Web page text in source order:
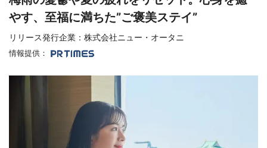
やす、至福に満ちた”ご褒美ステイ”
リリース発行企業：株式会社ニュー・オータニ
情報提供：